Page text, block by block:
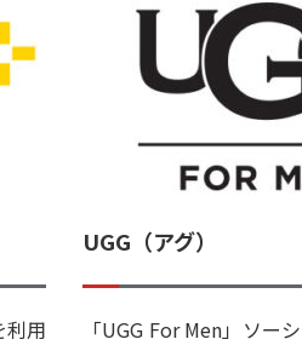
用
UGG（アグ）
「UGG For Men」ソー